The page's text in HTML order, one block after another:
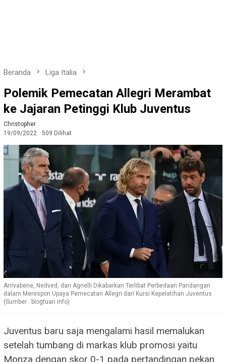
Beranda Liga Italia
Polemik Pemecatan Allegri Merambat
ke Jajaran Petinggi Klub Juventus
Christopher
19/09/2022
509 Dilihat
Arrivabene, Nedved, dan Agnelli Dikabarkan Terlibat Perbedaan Pandangan
dalam Merespon Upaya Pemecatan Allegri dari Kursi Kepelatihan Juventus
(Sumber : blogtuan.info)
Juventus baru saja mengalami hasil memalukan
setelah tumbang di markas klub promosi yaitu
Monza dengan skor 0-1 pada pertandingan pekan